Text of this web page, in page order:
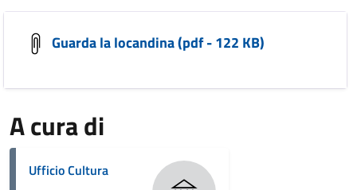
Guarda la locandina (pdf - 122 KB)
A cura di
Ufficio Cultura